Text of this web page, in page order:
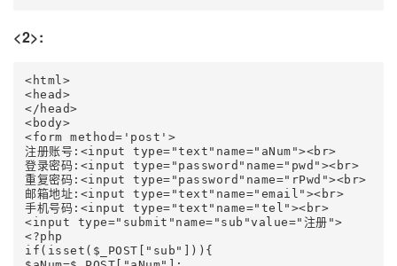
<2>:
<html>
<head>
</head>
<body>
<form method='post'>
注册账号:<input type="text"name="aNum"><br>
登录密码:<input type="password"name="pwd"><br>
重复密码:<input type="password"name="rPwd"><br>
邮箱地址:<input type="text"name="email"><br>
手机号码:<input type="text"name="tel"><br>
<input type="submit"name="sub"value="注册">
<?php
if(isset($_POST["sub"])){